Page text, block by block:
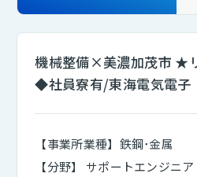
機械整備×美濃加茂市 ★
◆社員寮有/東海電気電子
【事業所業種】鉄鋼･金属
【分野】 サポートエンジニア